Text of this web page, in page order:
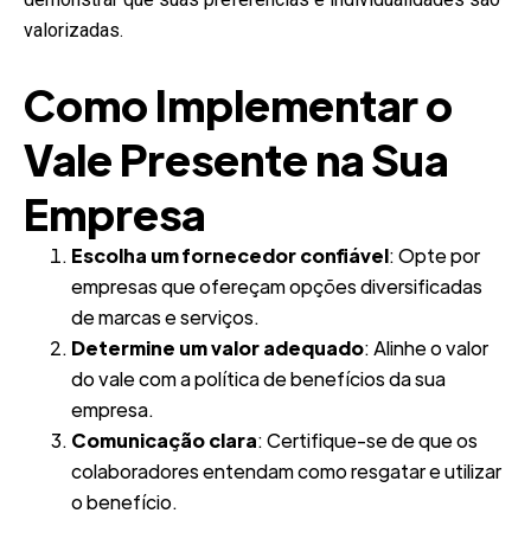
valorizadas.
Como Implementar o
Vale Presente na Sua
Empresa
Escolha um fornecedor confiável: Opte por
empresas que ofereçam opções diversificadas
de marcas e serviços.
Determine um valor adequado: Alinhe o valor
do vale com a política de benefícios da sua
empresa.
Comunicação clara: Certifique-se de que os
colaboradores entendam como resgatar e utilizar
o benefício.